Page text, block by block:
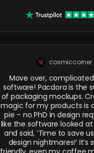
cosmiccorner
Move over,
software! Pacdora is the
of packaging mockups.
magic for my products is
pie – no PhD in design
like the software looked
and said, ‘Time to save
design nightmares!’ It’s